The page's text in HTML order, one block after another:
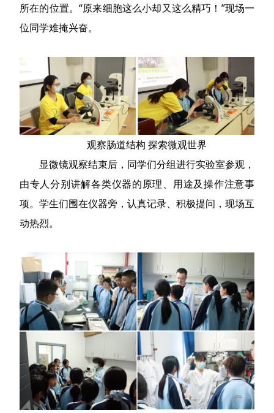
所在的位置。“原来细胞这么小却又这么精巧！”现场一
位同学难掩兴奋。
观察肠道结构 探索微观世界
显微镜观察结束后，同学们分组进行实验室参观，
由专人分别讲解各类仪器的原理、用途及操作注意事
项。学生们围在仪器旁，认真记录、积极提问，现场互
动热烈。